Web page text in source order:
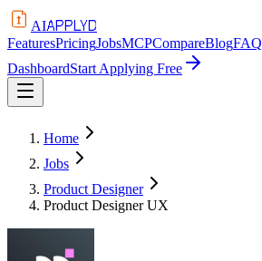
AIAPPLYD
FeaturesPricingJobsMCPCompareBlogFAQ
DashboardStart Applying Free
Home
Jobs
Product Designer
Product Designer UX